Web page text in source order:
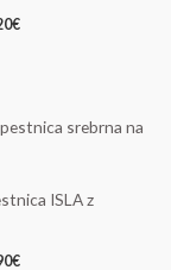
€do
ISLA z
€
Cenovni
razpon:
do